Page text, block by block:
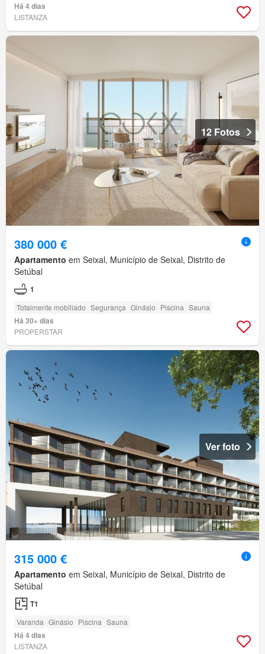
Há 4 dias
LISTANZA
12 Fotos
380 000 €
Apartamento em Seixal, Município de Seixal, Distrito de
Setúbal
1
Totalmente mobiliado Segurança Ginásio Piscina Sauna
Há 30+ dias
PROPERSTAR
Ver foto
315 000 €
Apartamento em Seixal, Município de Seixal, Distrito de
Setúbal
T1
Varanda Ginásio Piscina Sauna
Há 4 dias
LISTANZA